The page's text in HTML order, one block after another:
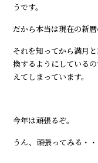
うです。
だから本当は現在の新暦
それを知ってから満月
換するようにしている
えてしまっています。
今年は頑張るぞ。
うん、頑張ってみる・・